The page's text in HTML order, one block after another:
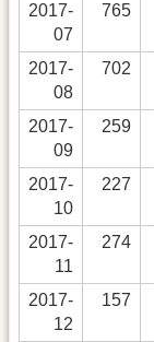
2017-
07
765
2017-
08
702
2017-
09
259
2017-
10
227
2017-
11
274
2017-
12
157